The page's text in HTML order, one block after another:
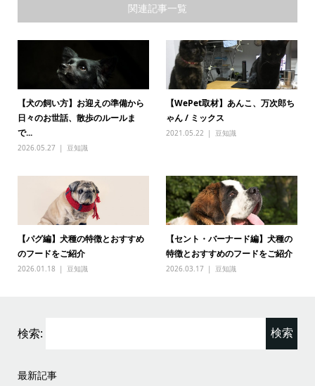
関連記事一覧
【犬の飼い方】お迎えの準備から
日々のお世話、散歩のルールま
で...
2026.05.27 豆知識
【WePet取材】あんこ、万次郎ち
ゃん / ミックス
2021.05.22 豆知識
【パグ編】犬種の特徴とおすすめ
のフードをご紹介
2026.01.18 豆知識
【セント・バーナード編】犬種の
特徴とおすすめのフードをご紹介
2026.03.17 豆知識
検索:
最新記事